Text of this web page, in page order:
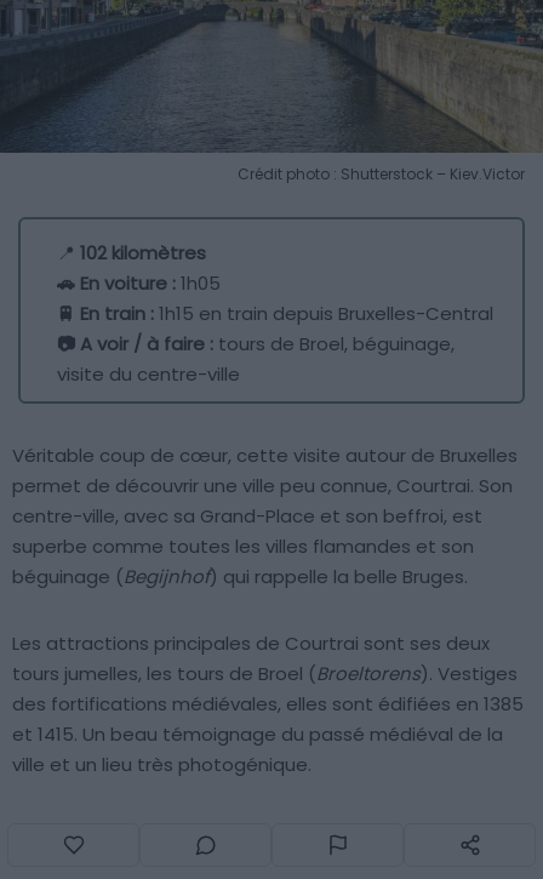
Crédit photo : Shutterstock – Kiev.Victor
📍 102 kilomètres
🚗 En voiture :1h05
🚆 En train :1h15 en train depuis Bruxelles-Central
📷 A voir / à faire : tours de Broel, béguinage,
visite du centre-ville
Véritable coup de cœur, cette visite autour de Bruxelles
permet de découvrir une ville peu connue, Courtrai. Son
centre-ville, avec sa Grand-Place et son beffroi, est
superbe comme toutes les villes flamandes et son
béguinage (Begijnhof) qui rappelle la belle Bruges.
Les attractions principales de Courtrai sont ses deux
tours jumelles, les tours de Broel (Broeltorens). Vestiges
des fortifications médiévales, elles sont édifiées en 1385
et 1415. Un beau témoignage du passé médiéval de la
ville et un lieu très photogénique.
14. Ostende